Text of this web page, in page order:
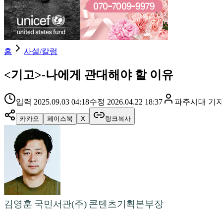
홈 사설/칼럼
<기고>-나에게 관대해야 할 이유
입력 2025.09.03 04:18수정 2026.04.22 18:37 파주시대 기
카카오 페이스북 X 링크복사
김영훈 국민서관(주) 콘텐츠기획본부장